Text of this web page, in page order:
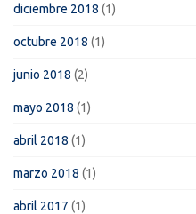
diciembre 2018 (1)
octubre 2018 (1)
junio 2018 (2)
mayo 2018 (1)
abril 2018 (1)
marzo 2018 (1)
abril 2017 (1)